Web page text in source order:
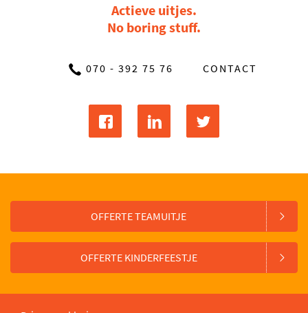
Actieve uitjes.
No boring stuff.
070 - 392 75 76 CONTACT
OFFERTE TEAMUITJE
OFFERTE KINDERFEESTJE